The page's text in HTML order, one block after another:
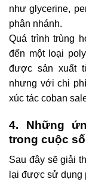
như glycerine,
phân nhánh.
Quá trình trùng
đến một loại
được sản xuất
nhưng với chi
xúc tác coban
4. Những
trong cuộc
Sau đây sẽ giải
lại được sử dụng